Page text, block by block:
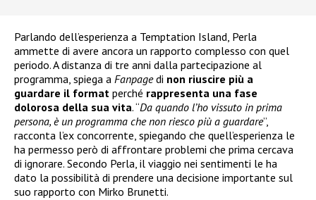
Parlando dell’esperienza a Temptation Island, Perla
ammette di avere ancora un rapporto complesso con quel
periodo. A distanza di tre anni dalla partecipazione al
programma, spiega a Fanpagedi non riuscire più a
guardare il format perché rappresenta una fase
dolorosa della sua vita. “Da quando l’ho vissuto in prima
persona, è un programma che non riesco più a guardare”,
racconta l’ex concorrente, spiegando che quell’esperienza le
ha permesso però di affrontare problemi che prima cercava
di ignorare. Secondo Perla, il viaggio nei sentimenti le ha
dato la possibilità di prendere una decisione importante sul
suo rapporto con Mirko Brunetti.